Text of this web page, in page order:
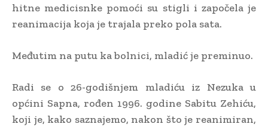
hitne medicisnke pomoći su stigli i započela je
reanimacija koja je trajala preko pola sata.
Međutim na putu ka bolnici, mladić je preminuo.
Radi se o 26-godišnjem mladiću iz Nezuka u
općini Sapna, rođen 1996. godine Sabitu Zehiću,
koji je, kako saznajemo, nakon što je reanimiran,